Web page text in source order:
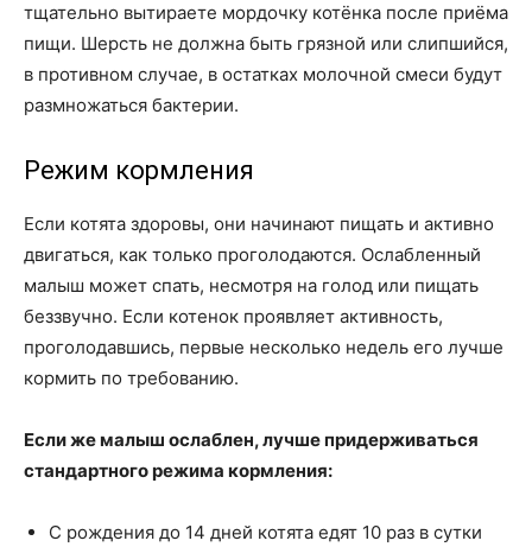
тщательно вытираете мордочку котёнка после приёма
пищи. Шерсть не должна быть грязной или слипшийся,
в противном случае, в остатках молочной смеси будут
размножаться бактерии.
Режим кормления
Если котята здоровы, они начинают пищать и активно
двигаться, как только проголодаются. Ослабленный
малыш может спать, несмотря на голод или пищать
беззвучно. Если котенок проявляет активность,
проголодавшись, первые несколько недель его лучше
кормить по требованию.
Если же малыш ослаблен, лучше придерживаться
стандартного режима кормления:
С рождения до 14 дней котята едят 10 раз в сутки